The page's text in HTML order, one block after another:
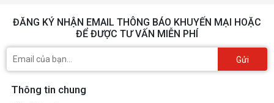
ĐĂNG KÝ NHẬN EMAIL THÔNG BÁO KHUYẾN MẠI HOẶC
ĐỂ ĐƯỢC TƯ VẤN MIỄN PHÍ
Gửi
Thông tin chung